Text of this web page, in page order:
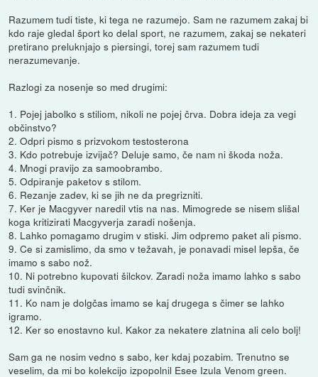
Razumem tudi tiste, ki tega ne razumejo. Sam ne razumem zakaj bi
kdo raje gledal šport ko delal sport, ne razumem, zakaj se nekateri
pretirano preluknjajo s piersingi, torej sam razumem tudi
nerazumevanje.
Razlogi za nosenje so med drugimi:
1. Pojej jabolko s stiliom, nikoli ne pojej črva. Dobra ideja za vegi
občinstvo?
2. Odpri pismo s prizvokom testosterona
3. Kdo potrebuje izvijač? Deluje samo, če nam ni škoda noža.
4. Mnogi pravijo za samoobrambo.
5. Odpiranje paketov s stilom.
6. Rezanje zadev, ki se jih ne da pregrizniti.
7. Ker je Macgyver naredil vtis na nas. Mimogrede se nisem slišal
koga kritizirati Macgyverja zaradi nošenja.
8. Lahko pomagamo drugim v stiski. Jim odpremo paket ali pismo.
9. Ce si zamislimo, da smo v težavah, je ponavadi misel lepša, če
imamo s sabo nož.
10. Ni potrebno kupovati šilckov. Zaradi noža imamo lahko s sabo
tudi svinčnik.
11. Ko nam je dolgčas imamo se kaj drugega s čimer se lahko
igramo.
12. Ker so enostavno kul. Kakor za nekatere zlatnina ali celo bolj!
Sam ga ne nosim vedno s sabo, ker kdaj pozabim. Trenutno se
veselim, da mi bo kolekcijo izpopolnil Esee Izula Venom green.